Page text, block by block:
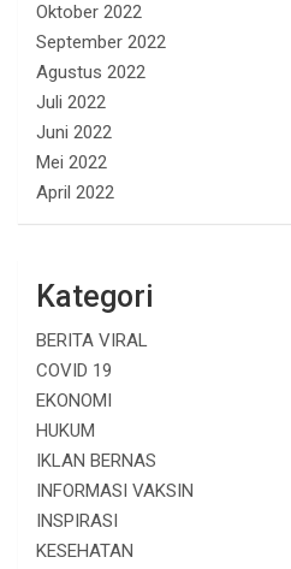
Oktober 2022
September 2022
Agustus 2022
Juli 2022
Juni 2022
Mei 2022
April 2022
Kategori
BERITA VIRAL
COVID 19
EKONOMI
HUKUM
IKLAN BERNAS
INFORMASI VAKSIN
INSPIRASI
KESEHATAN